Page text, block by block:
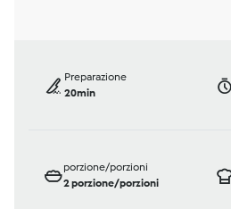
Preparazione
20min
porzione/porzioni
2porzione/porzioni